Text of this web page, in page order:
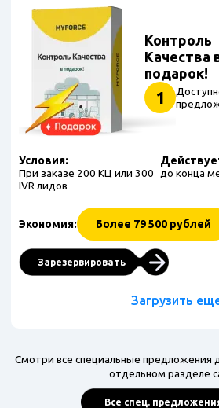
Контроль
Качества
подарок!
1
Условия:
При заказе 200 КЦ или 300
IVR лидов
до конца
Экономия: Более 79 500 рублей
Зарезервировать
Загрузить
Смотри все специальные предложения
отдельном разделе
Все спец.